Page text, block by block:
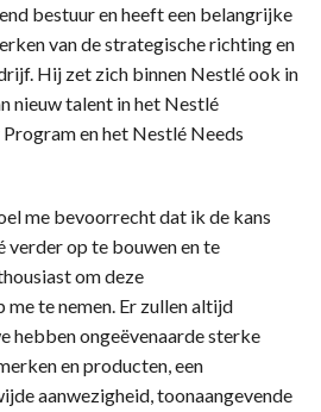
bestuur en heeft een belangrijke
van de strategische richting en
Hij zet zich binnen Nestlé ook in
nieuw talent in het Nestlé
en het Nestlé Needs
me bevoorrecht dat ik de kans
verder op te bouwen en te
om deze
te nemen. Er zullen altijd
hebben ongeëvenaarde sterke
en producten, een
aanwezigheid, toonaangevende